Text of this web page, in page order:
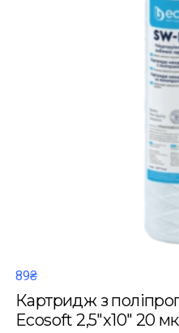
89₴
Картридж з
Ecosoft 2,5"x10" 20